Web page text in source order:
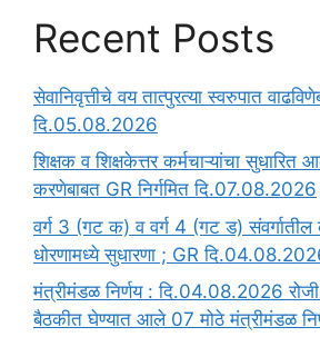
Recent Posts
सेवानिवृत्तीचे वय तात्पुरत्या स्वरुपात
दि.05.08.2026
‍शिक्षक व शिक्षकेत्तर कर्मचाऱ्यांचा सुधारित
करणेबाबत GR निर्गमित दि.07.08.2026
वर्ग 3 (गट क) व वर्ग 4 (गट ड) संवर्गातील
धोरणामध्ये सुधारणा ; GR
मंत्रीमंडळ निर्णय : दि.04.08.2026
बैठकीत घेण्यात आले 07 मोठे मंत्रीमंडळ